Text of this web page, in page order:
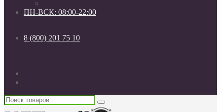
ПН-ВСК: 08:00-22:00
8 (800) 201 75 10